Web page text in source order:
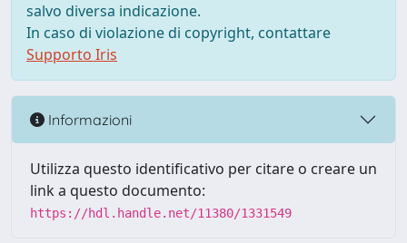
salvo diversa indicazione.
In caso di violazione di copyright, contattare
Supporto Iris
Informazioni
Utilizza questo identificativo per citare o creare un
link a questo documento:
https://hdl.handle.net/11380/1331549